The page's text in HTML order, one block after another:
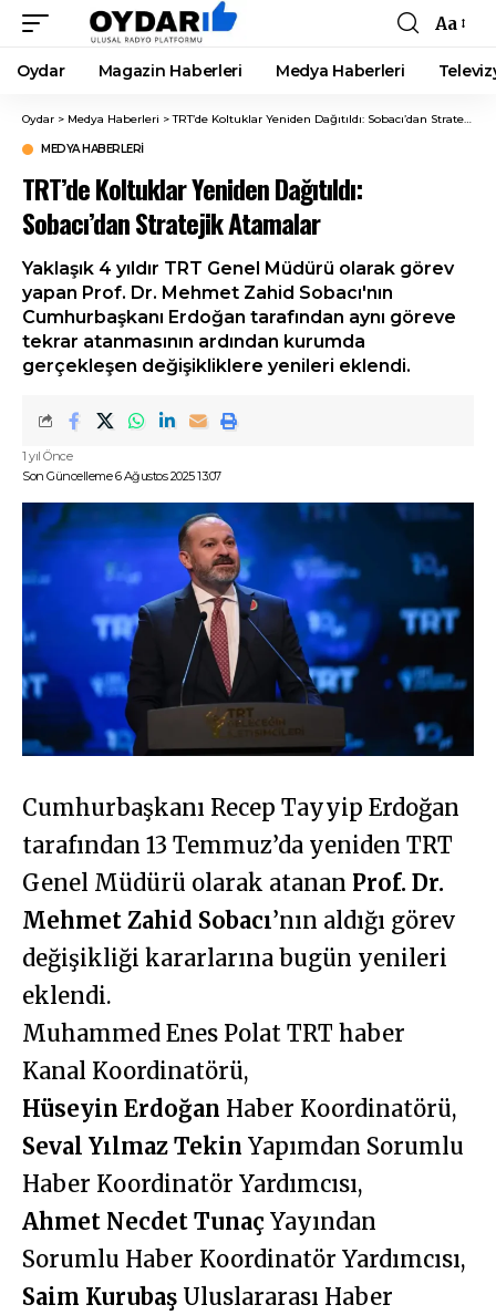
Font
Resizer
Aa
Oydar Magazin Haberleri Medya Haberleri
Oydar > Medya Haberleri >TRT’de Koltuklar Yeniden Dağıtıldı: Sobacı’dan Stratejik Atamalar
MEDYA HABERLERI
TRT’de Koltuklar Yeniden Dağıtıldı:
Sobacı’dan Stratejik Atamalar
Yaklaşık 4 yıldır TRT Genel Müdürü olarak görev
yapan Prof. Dr. Mehmet Zahid Sobacı'nın
Cumhurbaşkanı Erdoğan tarafından aynı göreve
tekrar atanmasının ardından kurumda
gerçekleşen değişikliklere yenileri eklendi.
Son Güncelleme 6 Ağustos 2025 13:07
1 yıl Önce
Cumhurbaşkanı Recep Tayyip Erdoğan
tarafından 13 Temmuz’da yeniden TRT
Genel Müdürü olarak atanan Prof. Dr.
Mehmet Zahid Sobacı’nın aldığı görev
değişikliği kararlarına bugün yenileri
eklendi.
Muhammed Enes Polat TRT haber
Kanal Koordinatörü,
Hüseyin Erdoğan Haber Koordinatörü,
Seval Yılmaz Tekin Yapımdan Sorumlu
Haber Koordinatör Yardımcısı,
Ahmet Necdet Tunaç Yayından
Sorumlu Haber Koordinatör Yardımcısı,
Saim Kurubaş Uluslararası Haber